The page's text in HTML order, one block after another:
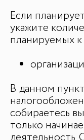
Если
укажите
планируемых
В данном
собираетесь
только